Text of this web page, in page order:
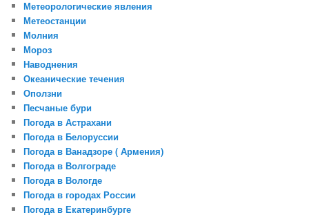
Метеорологические явления
Метеостанции
Молния
Мороз
Наводнения
Океанические течения
Оползни
Песчаные бури
Погода в Астрахани
Погода в Белоруссии
Погода в Ванадзоре ( Армения)
Погода в Волгограде
Погода в Вологде
Погода в городах России
Погода в Екатеринбурге